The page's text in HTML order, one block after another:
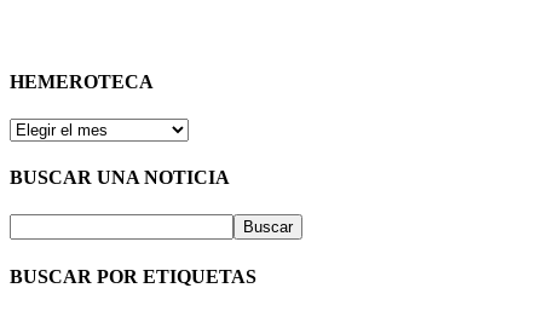
HEMEROTECA
HEMEROTECA
BUSCAR UNA NOTICIA
BUSCAR POR ETIQUETAS